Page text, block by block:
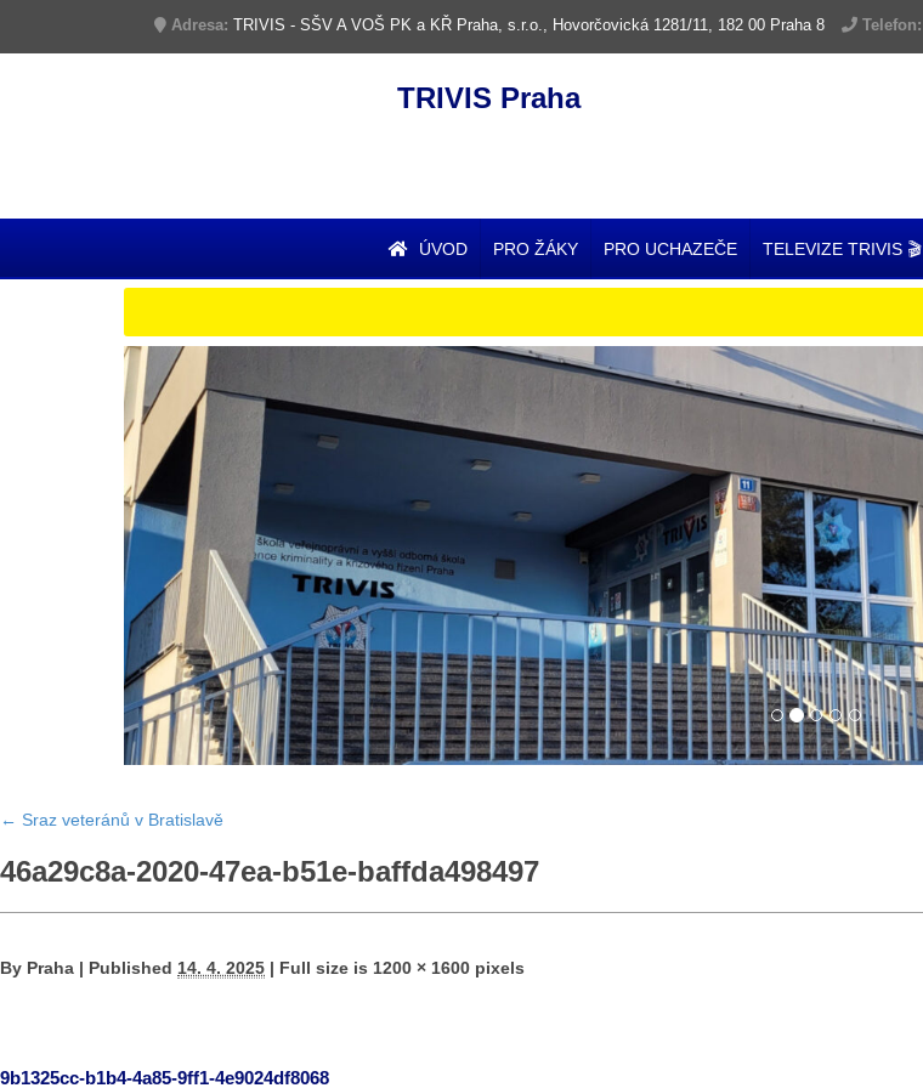
Adresa: TRIVIS - SŠV A VOŠ PK a KŘ Praha, s.r.o., Hovorčovická 1281/11, 182 00 Praha 8 Telefon:
TRIVIS Praha
ÚVOD PRO ŽÁKY PRO UCHAZEČE TELEVIZE TRIVIS 🎬
← Sraz veteránů v Bratislavě
46a29c8a-2020-47ea-b51e-baffda498497
By Praha | Published 14. 4. 2025 | Full size is 1200 × 1600 pixels
9b1325cc-b1b4-4a85-9ff1-4e9024df8068